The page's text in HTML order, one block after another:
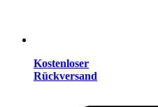
Kostenloser
Rückversand